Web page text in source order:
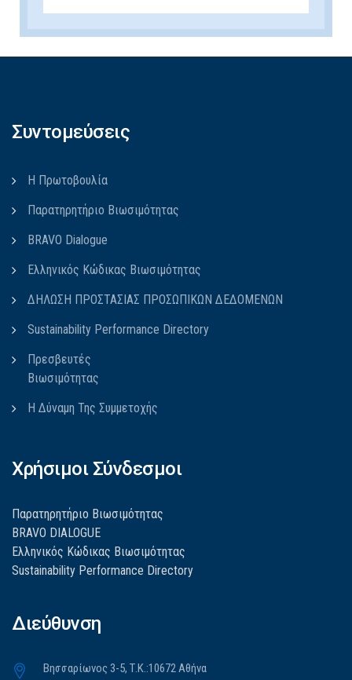
Συντομεύσεις
Η Πρωτοβουλία
Παρατηρητήριο Βιωσιμότητας
BRAVO Dialogue
Ελληνικός Κώδικας Βιωσιμότητας
ΔΗΛΩΣΗ ΠΡΟΣΤΑΣΙΑΣ ΠΡΟΣΩΠΙΚΩΝ ΔΕΔΟΜΕΝΩΝ
Sustainability Performance Directory
Πρεσβευτές
Βιωσιμότητας
Η Δύναμη Της Συμμετοχής
Χρήσιμοι Σύνδεσμοι
Παρατηρητήριο Βιωσιμότητας
BRAVO DIALOGUE
Ελληνικός Κώδικας Βιωσιμότητας
Sustainability Performance Directory
Διεύθυνση
Βησσαρίωνος 3-5, Τ.Κ.:10672 Αθήνα